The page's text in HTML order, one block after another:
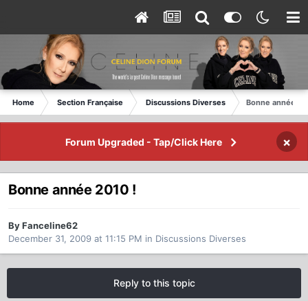
Home Section Française Discussions Diverses Bonne année
Forum Upgraded - Tap/Click Here ×
Bonne année 2010 !
By Fanceline62
December 31, 2009 at 11:15 PM in Discussions Diverses
Reply to this topic